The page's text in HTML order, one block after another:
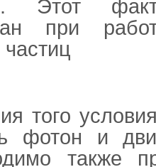
Этот факт
при
того
фотон и
также